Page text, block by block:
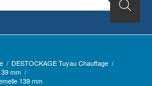
/ DESTOCKAGE Tuyau Chauffage /
mm /
139 mm